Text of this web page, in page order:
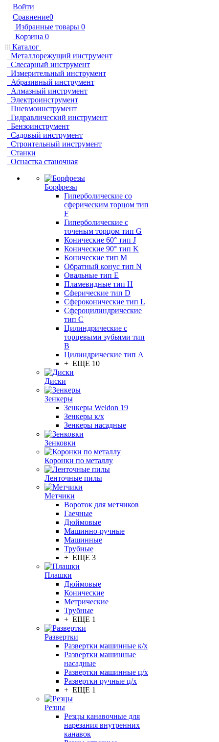
Войти
Сравнение0
Избранные товары 0
Корзина 0
Каталог
Металлорежущий инструмент
Слесарный инструмент
Измерительный инструмент
Абразивный инструмент
Алмазный инструмент
Электроинструмент
Пневмоинструмент
Гидравлический инструмент
Бензоинструмент
Садовый инструмент
Строительный инструмент
Станки
Оснастка станочная
Борфрезы
Гиперболические cо
сферическим торцом тип
F
Гиперболические с
точеным торцом тип G
Конические 60° тип J
Конические 90° тип K
Конические тип M
Обратный конус тип N
Овальные тип E
Пламевидные тип H
Сферические тип D
Сфероконические тип L
Сфероцилиндрические
тип C
Цилиндрические с
торцевыми зубьями тип
B
Цилиндрические тип А
+ ЕЩЕ 10
Диски
Зенкеры
Зенкеры Weldon 19
Зенкеры к/х
Зенкеры насадные
Зенковки
Коронки по металлу
Ленточные пилы
Метчики
Вороток для метчиков
Гаечные
Дюймовые
Машинно-ручные
Машинные
Трубные
+ ЕЩЕ 3
Плашки
Дюймовые
Конические
Метрические
Трубные
+ ЕЩЕ 1
Развертки
Развертки машинные к/х
Развертки машинные
насадные
Развертки машинные ц/х
Развертки ручные ц/х
+ ЕЩЕ 1
Резцы
Резцы канавочные для
нарезания внутренних
канавок